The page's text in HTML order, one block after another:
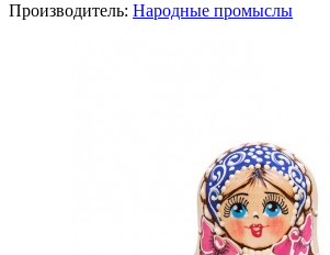
Производитель: Народные промыслы